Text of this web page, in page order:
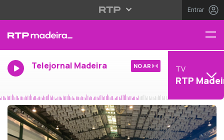
Entrar
Telejornal Madeira NO AR TV
RTP